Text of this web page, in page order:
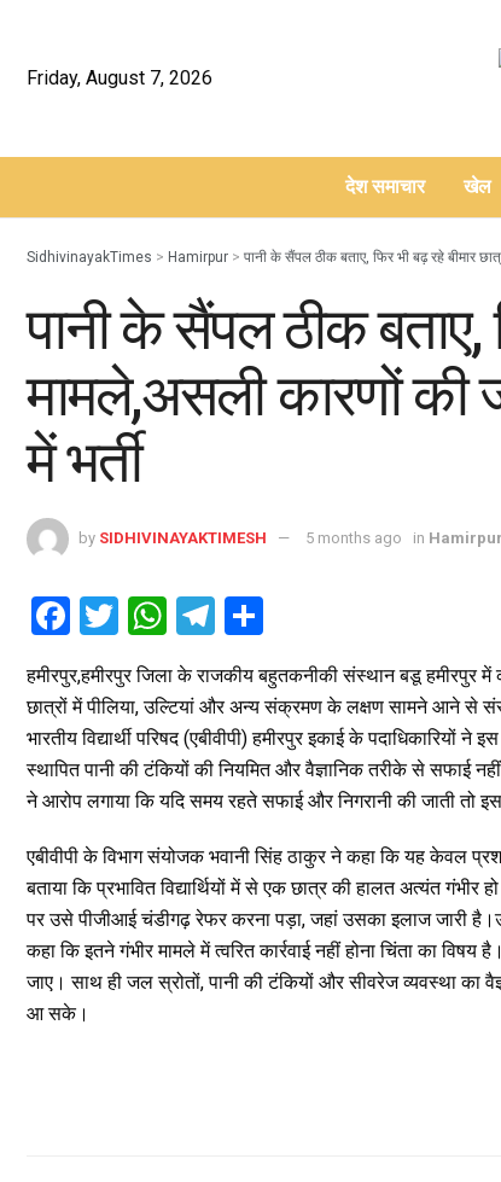
Friday, August 7, 2026
देश समाचार खेल
SidhivinayakTimes > Hamirpur > पानी के सैंपल ठीक बताए, फिर भी बढ़ रहे बीमार
पानी के सैंपल ठीक बताए,
मामले,असली कारणों
में भर्ती
by SIDHIVINAYAKTIMESH 5 months ago in Hamirpur
F
ce
b
o
o
k
T
wi
tt
er
W
h
at
s
A
p
p
T
el
e
gr
a
m
ar
e
हमीरपुर,हमीरपुर जिला के राजकीय बहुतकनीकी संस्थान बडू हमीरपुर में
छात्रों में पीलिया, उल्टियां और अन्य संक्रमण के लक्षण सामने आने से
भारतीय विद्यार्थी परिषद (एबीवीपी) हमीरपुर इकाई के
स्थापित पानी की टंकियों की नियमित और वैज्ञानिक तरीके से सफाई
ने आरोप लगाया कि यदि समय रहते सफाई और निगरानी की जाती तो
एबीवीपी के विभाग संयोजक भवानी सिंह ठाकुर ने कहा कि यह केवल
बताया कि प्रभावित विद्यार्थियों में से एक छात्र की हालत अत्यंत
पर उसे पीजीआई चंडीगढ़ रेफर करना पड़ा, जहां उसका इलाज जारी
कहा कि इतने गंभीर मामले में त्वरित कार्रवाई नहीं होना चिंता का
जाए। साथ ही जल स्रोतों, पानी की टंकियों और सीवरेज व्यवस्था का
आ सके।